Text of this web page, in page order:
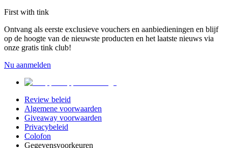
First with tink
Ontvang als eerste exclusieve vouchers en aanbiedieningen en blijf
op de hoogte van de nieuwste producten en het laatste nieuws via
onze gratis tink club!
Nu aanmelden
Review beleid
Algemene voorwaarden
Giveaway voorwaarden
Privacybeleid
Colofon
Gegevensvoorkeuren